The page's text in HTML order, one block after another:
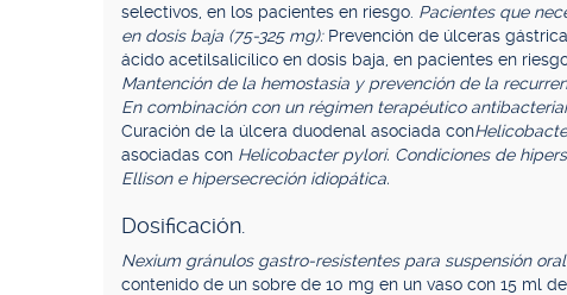
selectivos, en los pacientes en riesgo. Pacientes que
en dosis baja (75-325 mg): Prevención de úlceras
ácido acetilsalicílico en dosis baja, en pacientes en
Mantención de la hemostasia y prevención de la
En combinación con un régimen terapéutico
Curación de la úlcera duodenal asociada con
asociadas con Helicobacter pylori. Condiciones de
Ellison e hipersecreción idiopática.
Dosificación.
Nexium gránulos gastro-resistentes para suspensión
contenido de un sobre de 10 mg en un vaso con 15 ml